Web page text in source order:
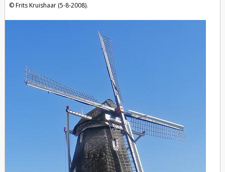
Frits Kruishaar (5-8-2008).